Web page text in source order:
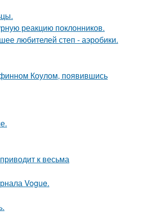
реакцию поклонников.
любителей степ - аэробики.
Коулом, появившись
к весьма
Vogue.